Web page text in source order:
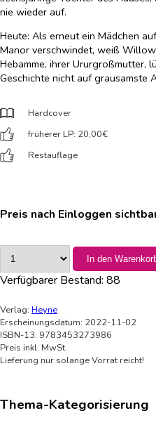
nie wieder auf.
Heute: Als erneut ein Mädchen
Manor verschwindet, weiß Willow
Hebamme, ihrer Ururgroßmutter,
Geschichte nicht auf grausamste
Hardcover
früherer LP: 20,00€
Restauflage
Preis nach Einloggen
In den
Verfügbarer Bestand: 88
Verlag: Heyne
Erscheinungsdatum: 2022-11-02
ISBN-13: 9783453273986
Preis inkl. MwSt.
Lieferung nur solange Vorrat reicht!
Thema-Kategorisierung